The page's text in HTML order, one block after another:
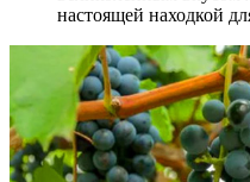
настоящей находкой